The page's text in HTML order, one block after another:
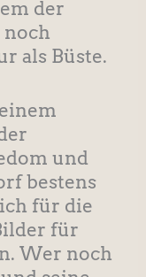
der
als Büste.
und
bestens
für die
für
Wer noch